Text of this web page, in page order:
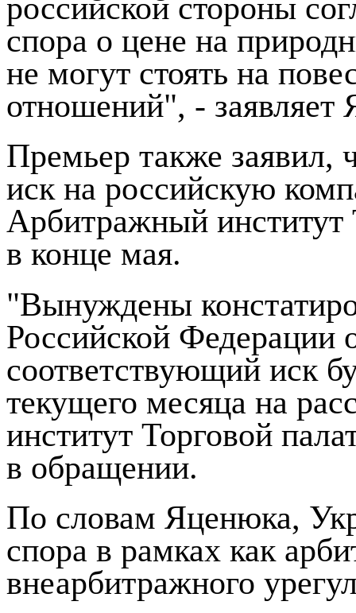
российской стороны
спора о цене на
не могут стоять на
отношений", - заявляет
Премьер также заявил,
иск на российскую
Арбитражный институт
в конце мая.
"Вынуждены
Российской Федерации
соответствующий иск
текущего месяца на
институт Торговой
в обращении.
По словам Яценюка,
спора в рамках как
внеарбитражного